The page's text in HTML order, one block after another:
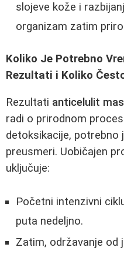
slojeve kože i
organizam zatim
Koliko Je Potrebno
Rezultati i Koliko
Rezultati anticelulit
radi o prirodnom
detoksikacije, potrebno
preusmeri. Uobičajen
uključuje:
Početni intenzivni
puta nedeljno.
Zatim, održavanje od